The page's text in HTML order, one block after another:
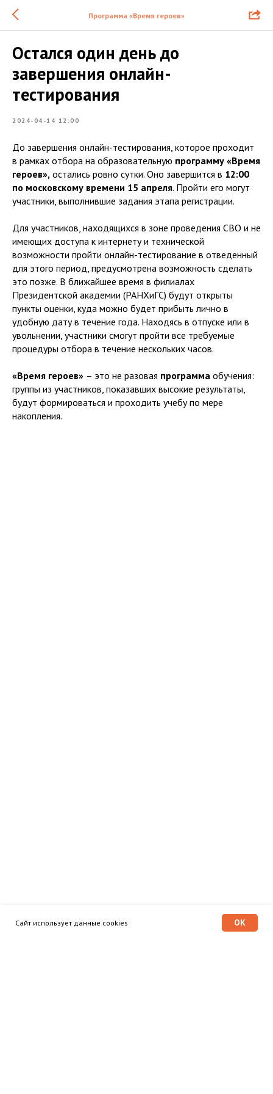
Программа «Время героев»
Остался один день до
завершения онлайн-
тестирования
2024-04-14 12:00
До завершения онлайн-тестирования, которое проходит
в рамках отбора на образовательную программу «Время
героев», остались ровно сутки. Оно завершится в 12:00
по московскому времени 15 апреля. Пройти его могут
участники, выполнившие задания этапа регистрации.
Для участников, находящихся в зоне проведения СВО и не
имеющих доступа к интернету и технической
возможности пройти онлайн-тестирование в отведенный
для этого период, предусмотрена возможность сделать
это позже. В ближайшее время в филиалах
Президентской академии (РАНХиГС) будут открыты
пункты оценки, куда можно будет прибыть лично в
удобную дату в течение года. Находясь в отпуске или в
увольнении, участники смогут пройти все требуемые
процедуры отбора в течение нескольких часов.
«Время героев» – это не разовая программа обучения:
группы из участников, показавших высокие результаты,
будут формироваться и проходить учебу по мере
накопления.
Сайт использует данные cookies OK